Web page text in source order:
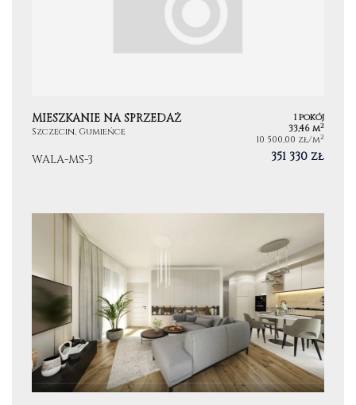
MIESZKANIE NA SPRZEDAŻ
Szczecin, Gumieńce
1 pokój
33,46 m2
10 500,00 zł/m2
WALA-MS-3 351 330 zł